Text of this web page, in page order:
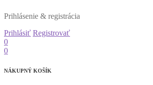
Prihlásenie & registrácia
Prihlásiť Registrovať
0
0
NÁKUPNÝ KOŠÍK